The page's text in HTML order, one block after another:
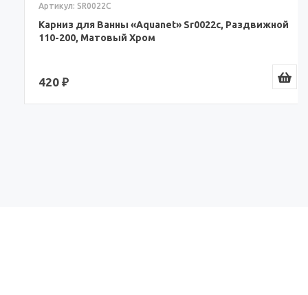
Артикул: SR0022C
Карниз для Ванны «Aquanet» Sr0022c, Раздвижной
110-200, Матовый Хром
420 ₽